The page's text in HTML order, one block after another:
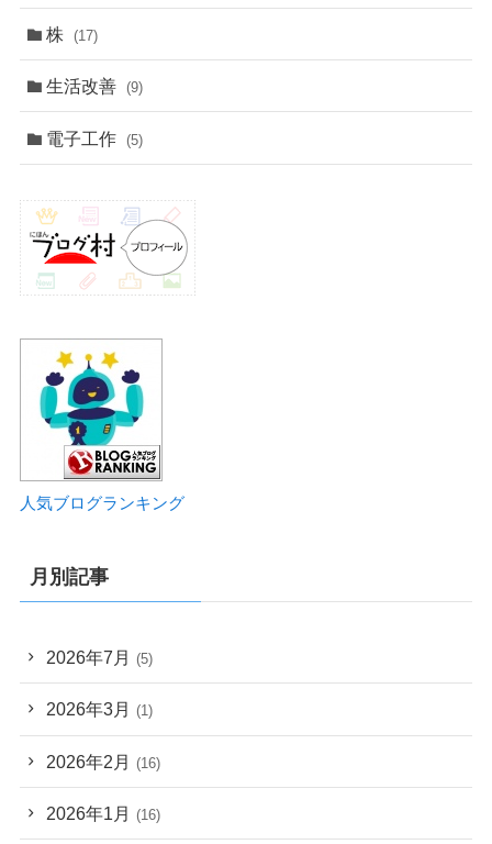
株 (17)
生活改善 (9)
電子工作 (5)
人気ブログランキング
月別記事
2026年7月 (5)
2026年3月 (1)
2026年2月 (16)
2026年1月 (16)